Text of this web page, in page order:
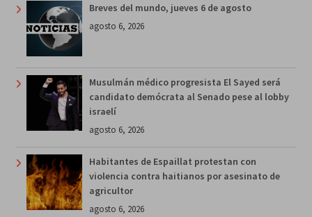
Breves del mundo, jueves 6 de agosto
agosto 6, 2026
Musulmán médico progresista El Sayed será
candidato demócrata al Senado pese al lobby
israelí
agosto 6, 2026
Habitantes de Espaillat protestan con
violencia contra haitianos por asesinato de
agricultor
agosto 6, 2026